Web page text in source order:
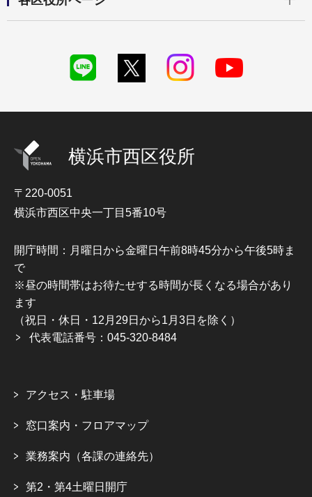
横浜市西区役所
〒220-0051
横浜市西区中央一丁目5番10号
開庁時間：月曜日から金曜日午前8時45分から午後5時ま
で
※昼の時間帯はお待たせする時間が長くなる場合があり
ます
（祝日・休日・12月29日から1月3日を除く）
代表電話番号：045-320-8484
アクセス・駐車場
窓口案内・フロアマップ
業務案内（各課の連絡先）
第2・第4土曜日開庁